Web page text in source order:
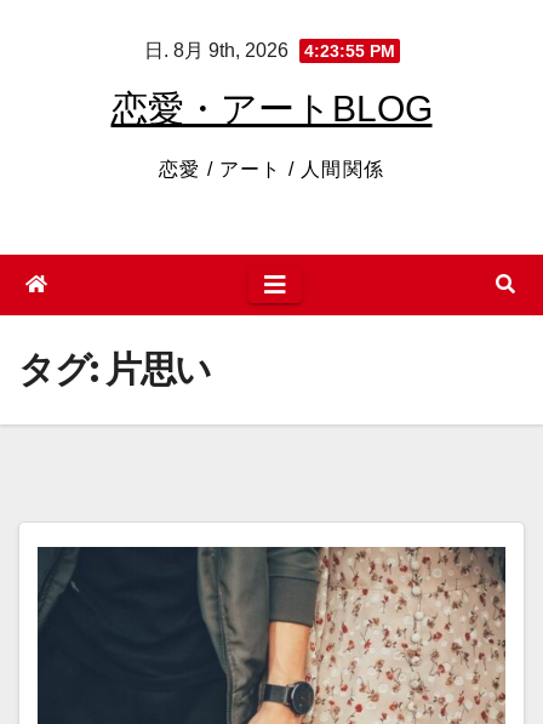
日. 8月 9th, 2026 4:23:56 PM
恋愛・アートBLOG
恋愛 / アート / 人間関係
タグ: 片思い